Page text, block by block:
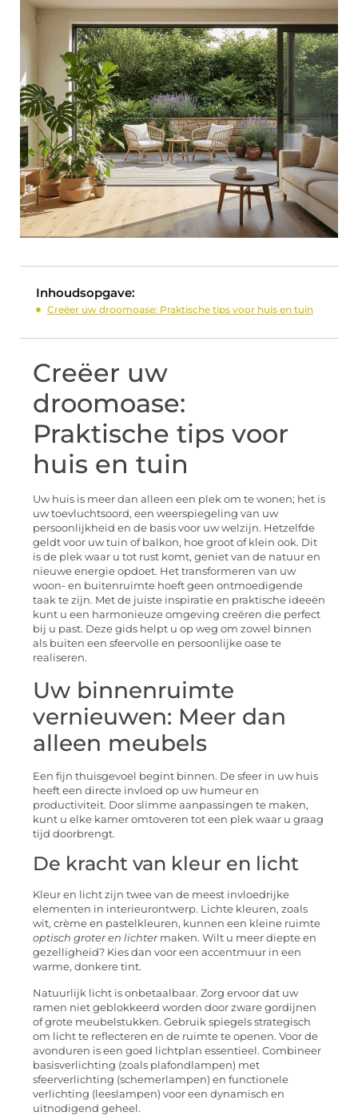
Inhoudsopgave:
Creëer uw droomoase: Praktische tips voor huis en tuin
Creëer uw
droomoase:
Praktische tips voor
huis en tuin
Uw huis is meer dan alleen een plek om te wonen; het is
uw toevluchtsoord, een weerspiegeling van uw
persoonlijkheid en de basis voor uw welzijn. Hetzelfde
geldt voor uw tuin of balkon, hoe groot of klein ook. Dit
is de plek waar u tot rust komt, geniet van de natuur en
nieuwe energie opdoet. Het transformeren van uw
woon- en buitenruimte hoeft geen ontmoedigende
taak te zijn. Met de juiste inspiratie en praktische ideeën
kunt u een harmonieuze omgeving creëren die perfect
bij u past. Deze gids helpt u op weg om zowel binnen
als buiten een sfeervolle en persoonlijke oase te
realiseren.
Uw binnenruimte
vernieuwen: Meer dan
alleen meubels
Een fijn thuisgevoel begint binnen. De sfeer in uw huis
heeft een directe invloed op uw humeur en
productiviteit. Door slimme aanpassingen te maken,
kunt u elke kamer omtoveren tot een plek waar u graag
tijd doorbrengt.
De kracht van kleur en licht
Kleur en licht zijn twee van de meest invloedrijke
elementen in interieurontwerp. Lichte kleuren, zoals
wit, crème en pastelkleuren, kunnen een kleine ruimte
optisch groter en lichtermaken. Wilt u meer diepte en
gezelligheid? Kies dan voor een accentmuur in een
warme, donkere tint.
Natuurlijk licht is onbetaalbaar. Zorg ervoor dat uw
ramen niet geblokkeerd worden door zware gordijnen
of grote meubelstukken. Gebruik spiegels strategisch
om licht te reflecteren en de ruimte te openen. Voor de
avonduren is een goed lichtplan essentieel. Combineer
basisverlichting (zoals plafondlampen) met
sfeerverlichting (schemerlampen) en functionele
verlichting (leeslampen) voor een dynamisch en
uitnodigend geheel.